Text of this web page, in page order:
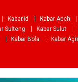
Kabar.id Kabar Aceh
Sulteng Kabar Sulut
Kabar Bola Kabar Agri